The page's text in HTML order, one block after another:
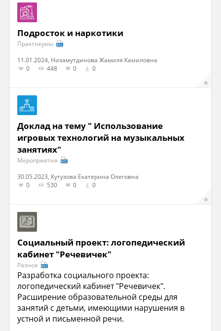
Подросток и наркотики
Практикумы
11.01.2024, Низамутдинова Жамиля Камиловна
0
448 0 0
Доклад на тему " Использование
игровых технологий на музыкальных
занятиях"
Мероприятия
30.05.2023, Кутузова Екатерина Олеговна
0
530 0 0
Социальный проект: логопедический
кабинет "Речевичек"
Разное
Разработка социального проекта:
логопедический кабинет "Речевичек".
Расширение образовательной среды для
занятий с детьми, имеющими нарушения в
устной и письменной речи.